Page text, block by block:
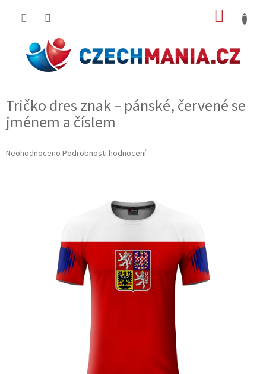
Tričko dres znak – pánské, červené se
jménem a číslem
Průměrné
Neohodnoceno Podrobnosti hodnocení